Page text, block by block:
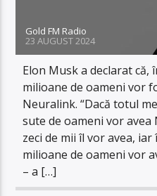
Gold FM Radio
23 AUGUST 2024
Elon Musk a declarat că,
milioane de oameni vor
Neuralink. “Dacă totul
sute de oameni vor
zeci de mii îl vor avea,
milioane de oameni vor
– a […]